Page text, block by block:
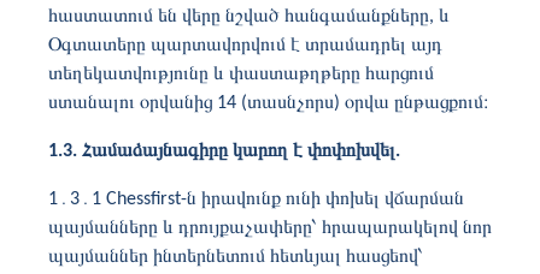
հաստատում են վերը նշված հանգամանքները, և
Օգտատերը պարտավորվում է տրամադրել այդ
տեղեկատվությունը և փաստաթղթերը հարցում
ստանալու օրվանից 14 (տասնչորս) օրվա ընթացքում։
1.3. Համաձայնագիրը կարող է փոփոխվել.
1 ․3․1 Chessfirst-ն իրավունք ունի փոխել վճարման
պայմանները և դրույքաչափերը՝ հրապարակելով նոր
պայմաններ ինտերնետում հետևյալ հասցեով՝